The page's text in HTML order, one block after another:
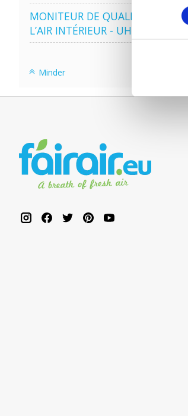
consentement
MONITEUR DE QUALITÉ DE
L’AIR INTÉRIEUR - UHOO
Minder